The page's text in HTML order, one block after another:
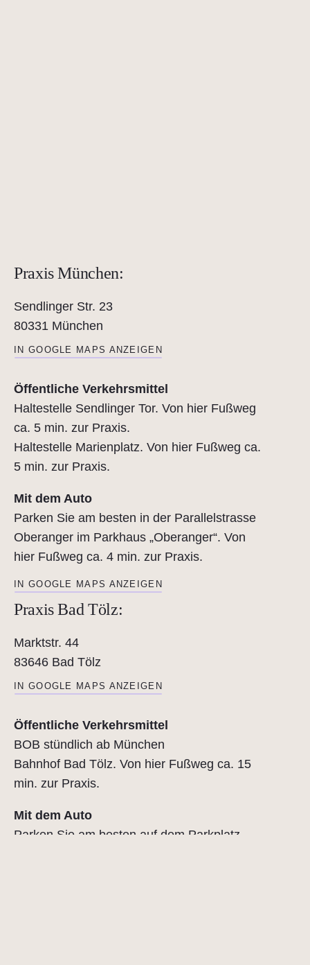
Praxis München:
Sendlinger Str. 23
80331 München
IN GOOGLE MAPS ANZEIGEN
Öffentliche Verkehrsmittel
Haltestelle Sendlinger Tor. Von hier Fußweg
ca. 5 min. zur Praxis.
Haltestelle Marienplatz. Von hier Fußweg ca.
5 min. zur Praxis.
Mit dem Auto
Parken Sie am besten in der Parallelstrasse
Oberanger im Parkhaus „Oberanger“. Von
hier Fußweg ca. 4 min. zur Praxis.
IN GOOGLE MAPS ANZEIGEN
Praxis Bad Tölz:
Marktstr. 44
83646 Bad Tölz
IN GOOGLE MAPS ANZEIGEN
Öffentliche Verkehrsmittel
BOB stündlich ab München
Bahnhof Bad Tölz. Von hier Fußweg ca. 15
min. zur Praxis.
Mit dem Auto
Parken Sie am besten auf dem Parkplatz